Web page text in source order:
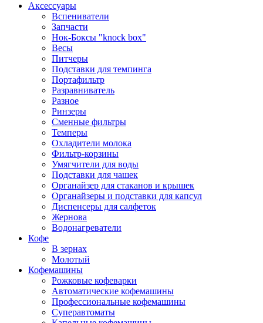
Аксессуары
Вспениватели
Запчасти
Нок-Боксы "knock box"
Весы
Питчеры
Подставки для темпинга
Портафильтр
Разравниватель
Разное
Ринзеры
Сменные фильтры
Темперы
Охладители молока
Фильтр-корзины
Умягчители для воды
Подставки для чашек
Органайзер для стаканов и крышек
Органайзеры и подставки для капсул
Диспенсеры для салфеток
Жернова
Водонагреватели
Кофе
В зернах
Молотый
Кофемашины
Рожковые кофеварки
Автоматические кофемашины
Профессиональные кофемашины
Суперавтоматы